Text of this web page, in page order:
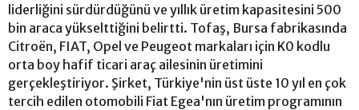
liderliğini sürdürdüğünü ve yıllık üretim kapasitesini 500
bin araca yükselttiğini belirtti. Tofaş, Bursa fabrikasında
Citroën, FIAT, Opel ve Peugeot markaları için K0 kodlu
orta boy hafif ticari araç ailesinin üretimini
gerçekleştiriyor. Şirket, Türkiye'nin üst üste 10 yıl en çok
tercih edilen otomobili Fiat Egea'nın üretim programının